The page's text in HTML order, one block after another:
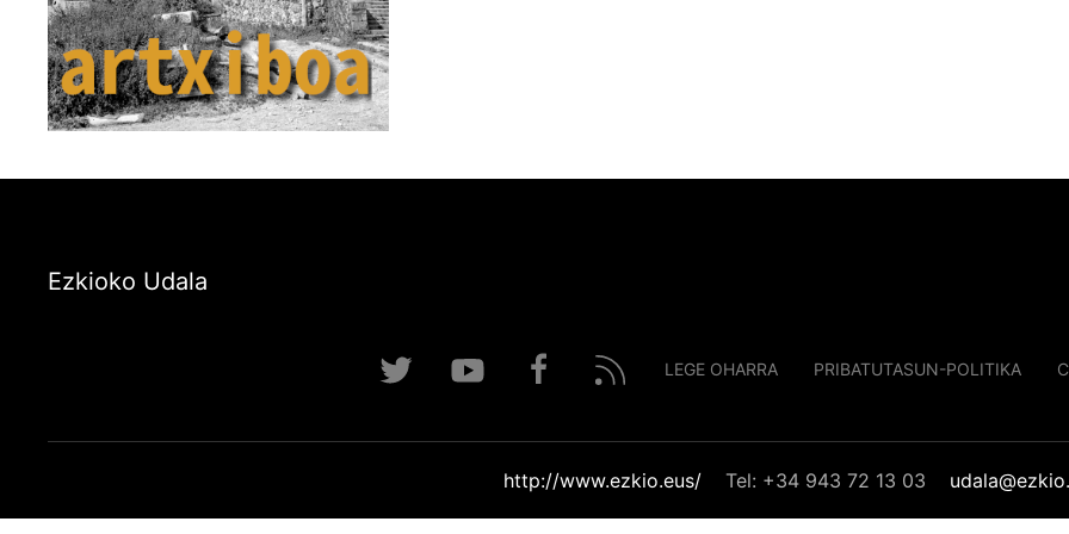
Ezkioko Udala
LEGE OHARRA PRIBATUTASUN-POLITIKA
http://www.ezkio.eus/ Tel: +34 943 72 13 03